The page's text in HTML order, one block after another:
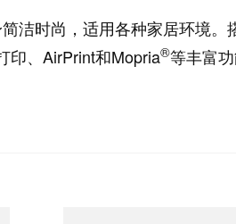
洁时尚，适用各种家居环境
印、AirPrint和Mopria®等丰富